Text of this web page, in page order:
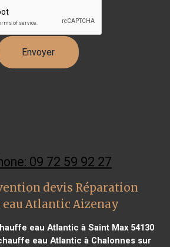
09 72 59 92 27
devis Réparation
eau Atlantic Aizenay
eau Atlantic à Saint Max 54130
eau Atlantic à Chalonnes sur